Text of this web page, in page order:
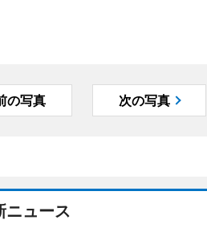
の写真 次の写真
ニュース